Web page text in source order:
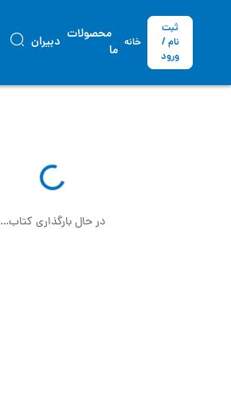
ثبت
نام /
ورود
خانه
محصولات
ما
دبیران
در حال بارگذاری کتاب…